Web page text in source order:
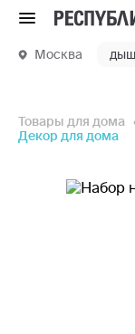
Меню
Москва
Товары для дома
Декор для дома